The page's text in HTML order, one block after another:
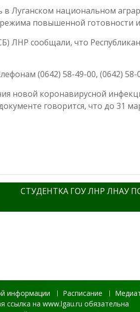
в Луганском национальном
повышенной готовности
ЛНР сообщали, что
(0642) 58-49-00, (0642) 58-
новой коронавирусной
говорится, что до 31
СТУДЕНТКА ГОУ ЛНР ЛНАУ
информации Расписание
ссылка на www.lgau.ru обязательна